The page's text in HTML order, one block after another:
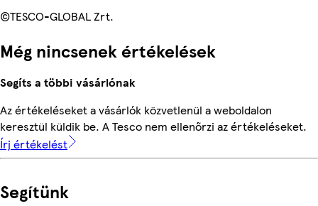
©TESCO-GLOBAL Zrt.
Még nincsenek értékelések
Segíts a többi vásárlónak
Az értékeléseket a vásárlók közvetlenül a weboldalon
keresztül küldik be. A Tesco nem ellenőrzi az értékeléseket.
Írj értékelést
Segítünk